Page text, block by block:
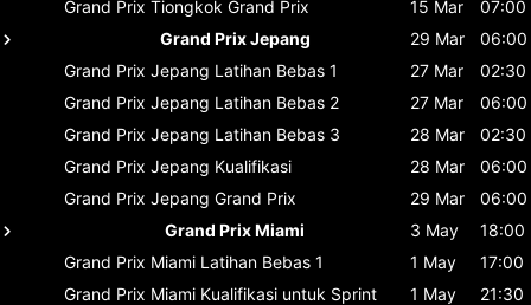
Grand Prix Tiongkok Grand Prix 15 Mar
07:00
Grand Prix Jepang
29 Mar
06:00
Grand Prix Jepang Latihan Bebas 1 27 Mar
02:30
Grand Prix Jepang Latihan Bebas 2 27 Mar
06:00
Grand Prix Jepang Latihan Bebas 3 28 Mar
02:30
Grand Prix Jepang Kualifikasi 28 Mar
06:00
Grand Prix Jepang Grand Prix 29 Mar
06:00
Grand Prix Miami
3 May
18:00
Grand Prix Miami Latihan Bebas 1 1 May
17:00
Grand Prix Miami Kualifikasi untuk Sprint 1 May
21:30